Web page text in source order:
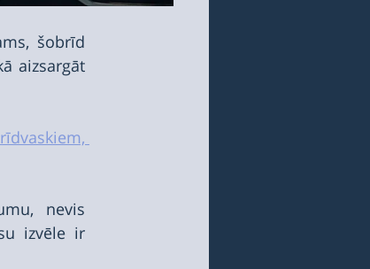
šobrīd
aizsargāt
nevis
izvēle ir